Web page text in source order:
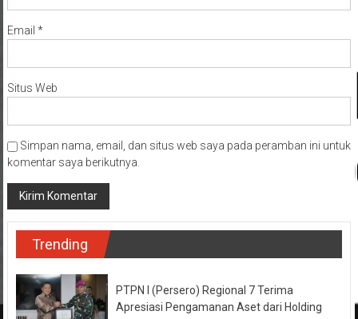
Email *
Situs Web
Simpan nama, email, dan situs web saya pada peramban ini untuk
komentar saya berikutnya.
Trending
PTPN I (Persero) Regional 7 Terima
Apresiasi Pengamanan Aset dari Holding